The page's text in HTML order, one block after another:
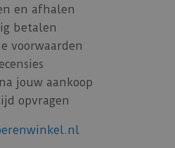
en afhalen
betalen
voorwaarden
jouw aankoop
opvragen